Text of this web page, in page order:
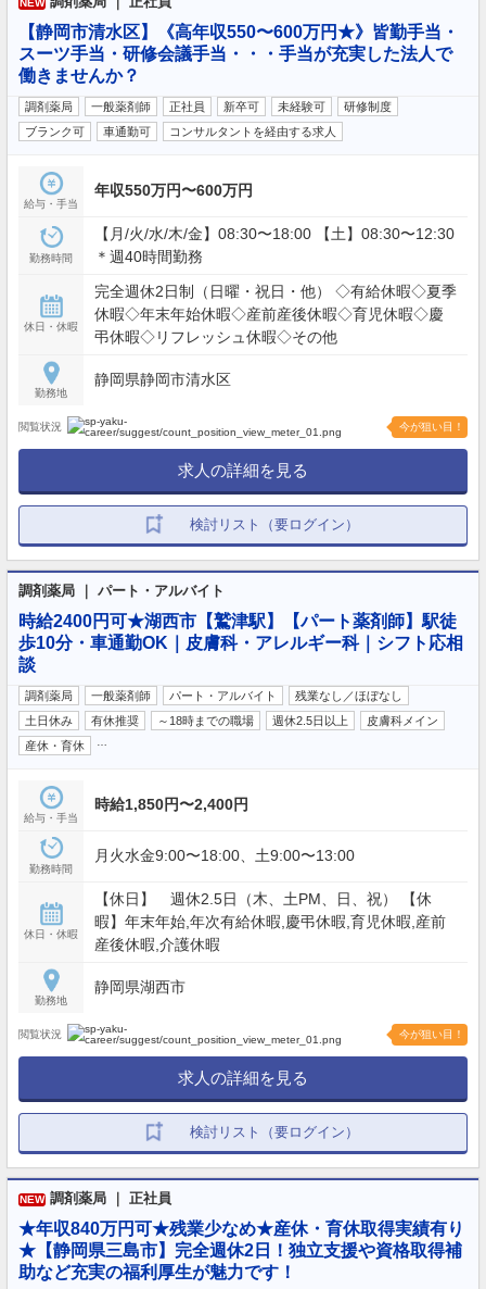
NEW
【静岡市清水区】《高年収550〜600万円★》皆勤手当・
スーツ手当・研修会議手当・・・手当が充実した法人で
働きませんか？
調剤薬局 一般薬剤師 正社員 新卒可 未経験可
研修制度
ブランク可
車通勤可 コンサルタントを経由する求人
給与・手当
年収550万円〜600万円
勤務時間
【月/火/水/木/金】08:30〜18:00 【土】08:30〜12:30
＊週40時間勤務
休日・休暇
完全週休2日制（日曜・祝日・他） ◇有給休暇◇夏季
休暇◇年末年始休暇◇産前産後休暇◇育児休暇◇慶
弔休暇◇リフレッシュ休暇◇その他
勤務地
静岡県静岡市清水区
閲覧状況 今が狙い目！
求人の詳細を見る
検討リスト（要ログイン）
調剤薬局 ｜ パート・アルバイト
時給2400円可★湖西市【鷲津駅】【パート薬剤師】駅徒
歩10分・車通勤OK｜皮膚科・アレルギー科｜シフト応相
談
調剤薬局 一般薬剤師 パート・アルバイト
残業なし／ほぼなし
土日休み
有休推奨 ～18時までの職場 週休2.5日以上
皮膚科メイン
産休・育休
給与・手当
時給1,850円〜2,400円
勤務時間
月火水金9:00〜18:00、土9:00〜13:00
休日・休暇
【休日】 週休2.5日（木、土PM、日、祝） 【休
暇】年末年始,年次有給休暇,慶弔休暇,育児休暇,産前
産後休暇,介護休暇
勤務地
静岡県湖西市
閲覧状況 今が狙い目！
求人の詳細を見る
検討リスト（要ログイン）
NEW 調剤薬局 ｜ 正社員
★年収840万円可★残業少なめ★産休・育休取得実績有り
★【静岡県三島市】完全週休2日！独立支援や資格取得補
助など充実の福利厚生が魅力です！